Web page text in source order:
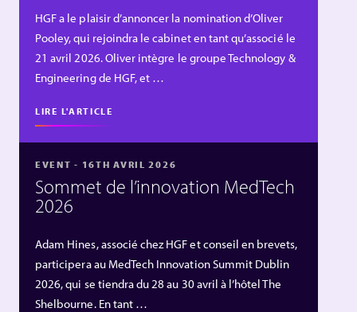
HGF a le plaisir d’annoncer la nomination d’Oliver
Pooley, qui rejoindra le cabinet en tant qu’associé le
21 avril 2026. Oliver intègre le groupe Technology &
Engineering de HGF, et …
LIRE L'ARTICLE
EVENT - 16TH AVRIL 2026
Sommet de l’innovation MedTech
2026
Adam Hines, associé chez HGF et conseil en brevets,
participera au MedTech Innovation Summit Dublin
2026, qui se tiendra du 28 au 30 avril à l’hôtel The
Shelbourne. En tant …